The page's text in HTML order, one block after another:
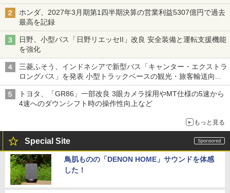
ホンダ、2027年3月期第1四半期決算の営業利益5307億円で過去
最高を記録
日野、小型バス「日野リエッセII」改良 安全装備と運転支援機能
を強化
三菱ふそう、インドネシアで新型バス「キャンター・エクストラ
ロングバス」を発表 小型トラックベースの観光・旅客輸送向け
バス
トヨタ、「GR86」一部改良 3眼カメラ採用やMT仕様の5速から
4速へのダウンシフト時の操作性向上など
もっと見る
Special Site
鳥肌ものの「DENON HOME」サウンドを体感
した！